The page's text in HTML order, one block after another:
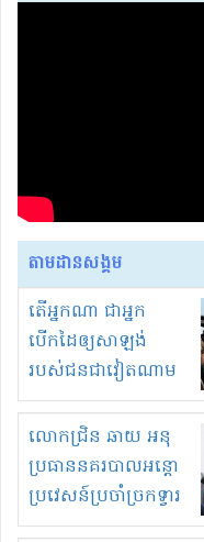
តាមដានសង្គម
តើអ្នកណា ជាអ្នក
បើកដៃឲ្យសាឡង់
របស់ជនជាវៀតណាម
ចូល មកខុស
ច្បាប់លួចបូមខ្សាច់នៅ
ក្នុងប្រទេសកម្ពុជា
លោកជ្រិន ឆាយ អនុ
ប្រធាននគរបាលអន្តោ
ប្រវេសន៍ប្រចាំច្រកទ្វារ
ព្រំដែនភ្នំឌិន និងឈ្មួញ